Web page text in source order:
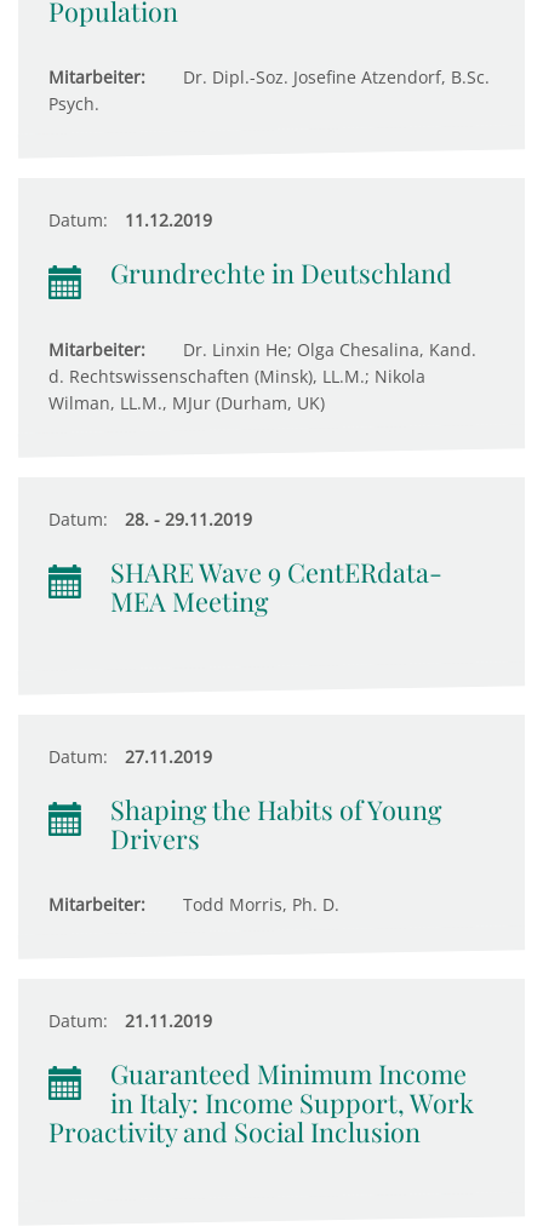
Population
Mitarbeiter:
Dr. Dipl.-Soz. Josefine Atzendorf, B.Sc.
Psych.
Datum: 11.12.2019
Grundrechte in Deutschland
Mitarbeiter:
Dr. Linxin He; Olga Chesalina, Kand.
d. Rechtswissenschaften (Minsk), LL.M.; Nikola
Wilman, LL.M., MJur (Durham, UK)
Datum: 28. - 29.11.2019
SHARE Wave 9 CentERdata-
MEA Meeting
Datum: 27.11.2019
Shaping the Habits of Young
Drivers
Mitarbeiter: Todd Morris, Ph. D.
Datum: 21.11.2019
Guaranteed Minimum Income
in Italy: Income Support, Work
Proactivity and Social Inclusion